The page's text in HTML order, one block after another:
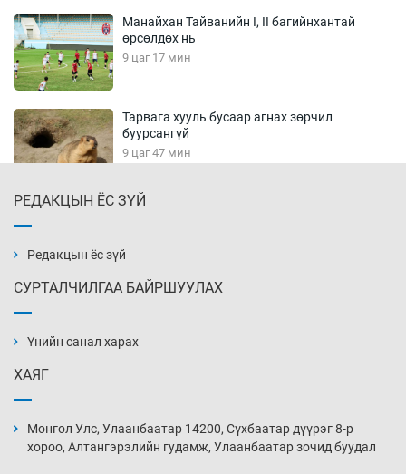
Манайхан Тайванийн I, II багийнхантай
өрсөлдөх нь
9 цаг 17 мин
Тарвага хууль бусаар агнах зөрчил
буурсангүй
9 цаг 47 мин
10 цаг 17 мин
10 цаг 47 мин
11 цаг 17 мин
РЕДАКЦЫН ЁС ЗҮЙ
Редакцын ёс зүй
СУРТАЛЧИЛГАА БАЙРШУУЛАХ
Үнийн санал харах
ХАЯГ
Монгол Улс, Улаанбаатар 14200, Сүхбаатар дүүрэг 8-р
хороо, Алтангэрэлийн гудамж, Улаанбаатар зочид буудал